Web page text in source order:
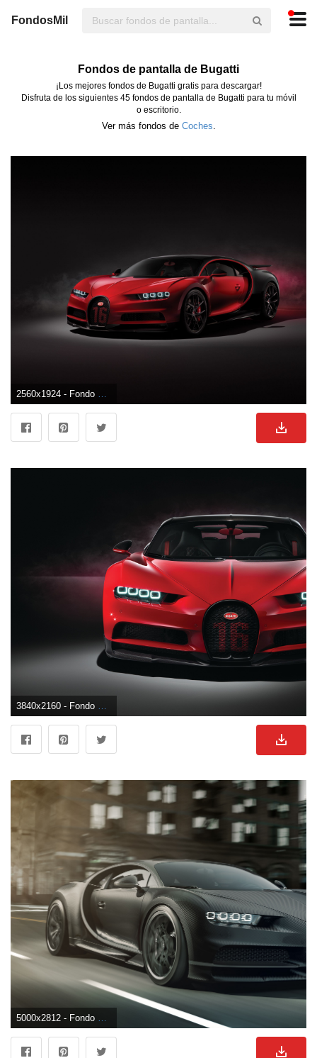
FondosMil
Fondos de pantalla de Bugatti
¡Los mejores fondos de Bugatti gratis para descargar!
Disfruta de los siguientes 45 fondos de pantalla de Bugatti para tu móvil
o escritorio.
Ver más fondos de Coches.
2560x1924 - Fondo de pantalla de 2560x1924. Fondo de pantalla de Bugatti.
3840x2160 - Fondo de pantalla de 3840x2160. Wallpaper 4K Ultra HD de Bugatti.
5000x2812 - Fondo de pantalla de 5000x2812. Imágen de Bugatti.